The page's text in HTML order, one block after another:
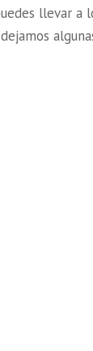
llevar a